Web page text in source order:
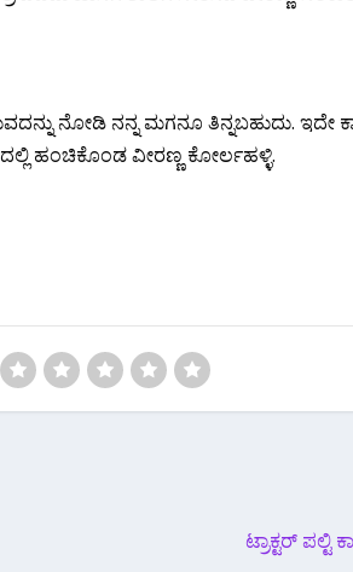
ನೋಡಿ ನನ್ನ‌ ಮಗನೂ ತಿನ್ನಬಹುದು. ಇದೇ
ಹಂಚಿಕೊಂಡ ವೀರಣ್ಣ ಕೋರ್ಲಹಳ್ಳಿ.
ಟ್ರಾಕ್ಟರ್ ಪಲ್ಟಿ